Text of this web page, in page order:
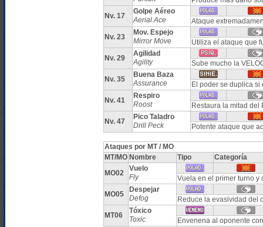
Nv. 17
Golpe Aéreo
Aerial Ace
Ataque
Nv. 23
Mov. Espejo
Mirror Move
Utiliza el ataque que
Nv. 29
Agilidad
Agility
Sube mucho la
Nv. 35
Buena Baza
Assurance
El poder se duplica
Nv. 41
Respiro
Roost
Restaura la mitad del
Nv. 47
Pico Taladro
Drill Peck
Potente ataque que
Ataques por MT / MO
MT/MO Nombre Tipo
Categoría
MO02
Vuelo
Fly
Vuela en el primer turno y
MO05
Despejar
Defog
Reduce la evasividad del
MT06
Tóxico
Toxic
Envenena al oponente